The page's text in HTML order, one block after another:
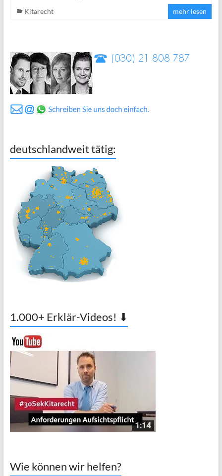
Kitarecht
mehr lesen
deutschlandweit tätig:
1.000+ Erklär-Videos! ⬇
Wie können wir helfen?